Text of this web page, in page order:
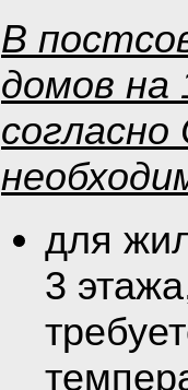
В
домов на
для
3